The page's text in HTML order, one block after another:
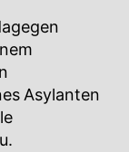
Asylanten